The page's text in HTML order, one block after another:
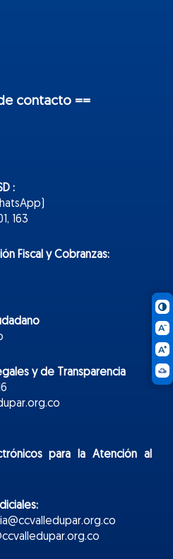
contacto ==
:
163
Fiscal y Cobranzas:
y de Transparencia
ónicospara la Atención al